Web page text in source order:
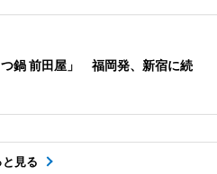
鍋 前田屋」 福岡発、新宿に続
と見る